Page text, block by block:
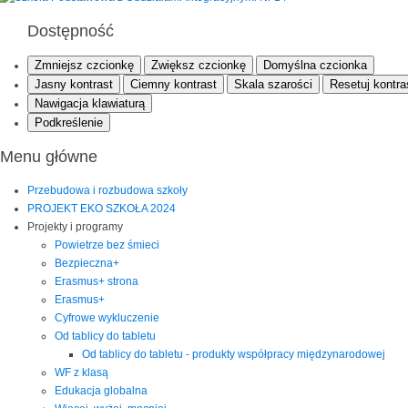
Dostępność
Zmniejsz czcionkę Zwiększ czcionkę
Domyślna czcionka
Jasny kontrast
Ciemny kontrast Skala szarości
Resetuj
Nawigacja klawiaturą
Podkreślenie
Menu główne
Przebudowa i rozbudowa szkoły
PROJEKT EKO SZKOŁA 2024
Projekty i programy
Powietrze bez śmieci
Bezpieczna+
Erasmus+ strona
Erasmus+
Cyfrowe wykluczenie
Od tablicy do tabletu
Od tablicy do tabletu - produkty współpracy międzynarodowej
WF z klasą
Edukacja globalna